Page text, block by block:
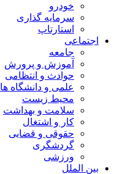
خودرو
سرمایه گذاری
استارتاپ
اجتماعی
جامعه
آموزش و پرورش
حوادث و انتظامی
علمی و دانشگاه ها
محیط زیست
سلامت و بهداشت
کار و اشتغال
حقوقی و قضایی
گردشگری
ورزشی
بین الملل